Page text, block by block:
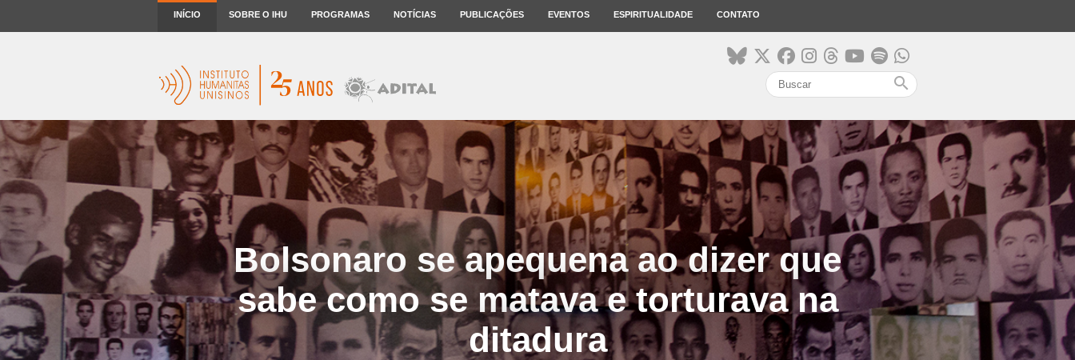
INÍCIO SOBRE O IHU PROGRAMAS NOTÍCIAS PUBLICAÇÕES EVENTOS ESPIRITUALIDADE CONTATO
search
Bolsonaro se apequena ao dizer que
sabe como se matava e torturava na
ditadura